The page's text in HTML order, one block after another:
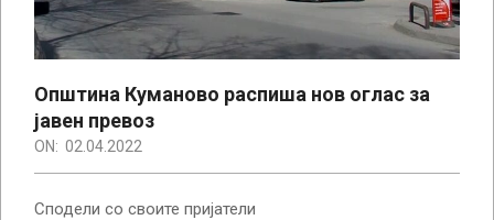
Општина Куманово распиша нов оглас за
јавен превоз
ON: 02.04.2022
Сподели со своите пријатели